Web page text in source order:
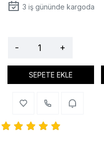
3 iş gününde kargoda
- +
SEPETE EKLE